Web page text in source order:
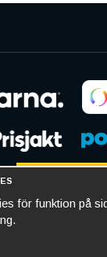
för funktion på